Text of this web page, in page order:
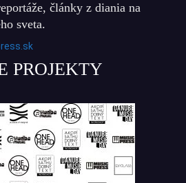
články z diania na
sveta.
PROJEKTY